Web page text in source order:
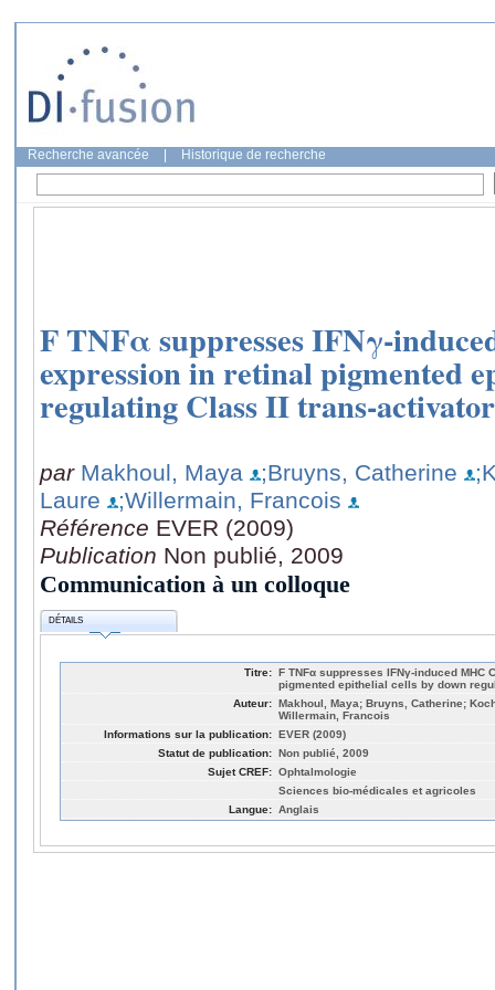
Recherche avancée Historique de recherche
F TNFα suppresses IFNγ-
expression in retinal pigmented
regulating Class II trans-
par Makhoul, Maya ;Bruyns, Catherine
Laure
;Willermain, Francois
Référence EVER (2009)
Publication Non publié, 2009
Communication à un colloque
DÉTAILS
Titre: F TNFα suppresses IFNγ-induced
pigmented epithelial cells by down
Auteur: Makhoul, Maya; Bruyns, Catherine;
Willermain, Francois
Informations sur la publication: EVER (2009)
Statut de publication: Non publié, 2009
Sujet CREF: Ophtalmologie
Sciences bio-médicales et agricoles
Langue: Anglais